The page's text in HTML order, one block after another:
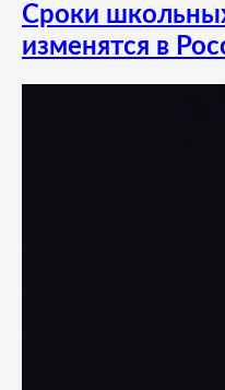
Сроки
изменятся в